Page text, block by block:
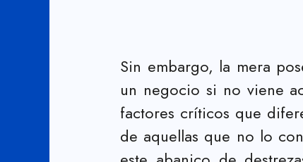
Sin embargo, la mera
un negocio si no viene
factores críticos que
de aquellas que no lo